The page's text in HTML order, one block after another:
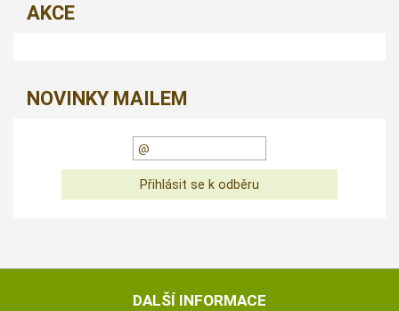
AKCE
NOVINKY MAILEM
DALŠÍ INFORMACE